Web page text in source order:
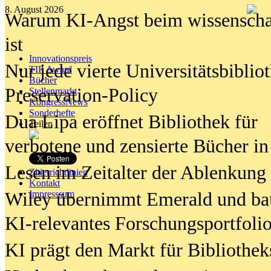
8. August 2026
Innovationspreis
TIP Award
Bücher
Stellenmarkt
KongressNews
Sonderhefte
Teilen
Zitierrichtlinien
Kontakt
Impresssum
Warum KI-Angst beim
ist
Nur jede vierte
Preservation-Policy
Dua Lipa eröffnet Bibliothek für
verbotene und zensierte Bücher
Lesen im Zeitalter der Ablenkung
Wiley übernimmt Emerald und
KI-relevantes
KI prägt den Markt für